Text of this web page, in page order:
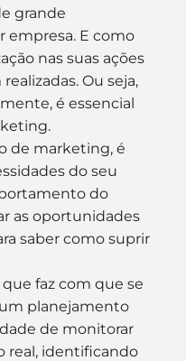
grande
empresa. E como
nas suas ações
Ou seja,
é essencial
de marketing, é
do seu
do
as oportunidades
saber como suprir
faz com que se
planejamento
de monitorar
real, identificando